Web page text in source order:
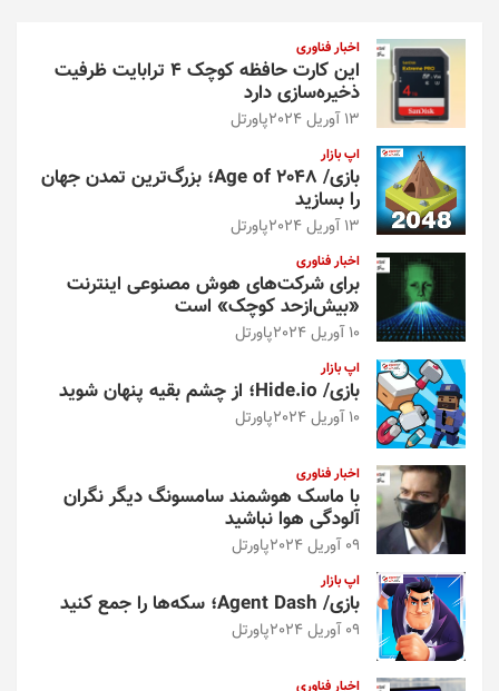
اخبار فناوری
این کارت حافظه کوچک ۴ ترابایت ظرفیت
ذخیره‌سازی دارد
13 آوریل 2024 پاورتل
اپ بازار
بازی/ Age of 2048؛ بزرگ‌ترین تمدن جهان
را بسازید
13 آوریل 2024 پاورتل
اخبار فناوری
برای شرکت‌های هوش مصنوعی اینترنت
«بیش‌از‌حد کوچک» است
10 آوریل 2024 پاورتل
اپ بازار
بازی/ Hide.io؛ از چشم بقیه پنهان شوید
10 آوریل 2024 پاورتل
اخبار فناوری
با ماسک هوشمند سامسونگ دیگر نگران
آلودگی هوا نباشید
09 آوریل 2024 پاورتل
اپ بازار
بازی/ Agent Dash؛ سکه‌ها را جمع کنید
09 آوریل 2024 پاورتل
اخبار فناوری